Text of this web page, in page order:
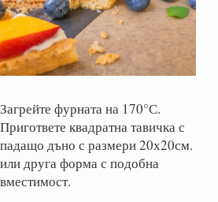
Загрейте фурната на 170°С.
Пригответе квадратна тавичка с
падащо дъно с размери 20х20см.
или друга форма с подобна
вместимост.